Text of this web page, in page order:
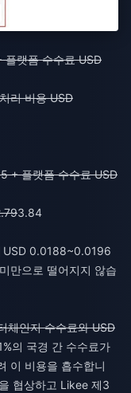
플랫폼 수수료 USD
리 비용 USD
+ 플랫폼 수수료 USD
3.84
USD 0.0188~0.0196
만으로 떨어지지 않습
체인지 수수료와 USD
의 국경 간 수수료가
이 비용을 흡수합니
협상하고 Likee 제3